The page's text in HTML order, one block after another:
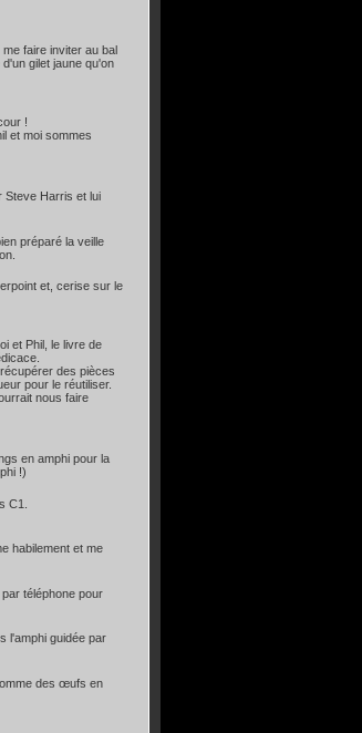
faire inviter au bal
gilet jaune qu'on
!
et moi sommes
Steve Harris et lui
préparé la veille
et, cerise sur le
et Phil, le livre de
des pièces
pour le réutiliser.
nous faire
en amphi pour la
!)
C1.
habilement et me
téléphone pour
l'amphi guidée par
des œufs en